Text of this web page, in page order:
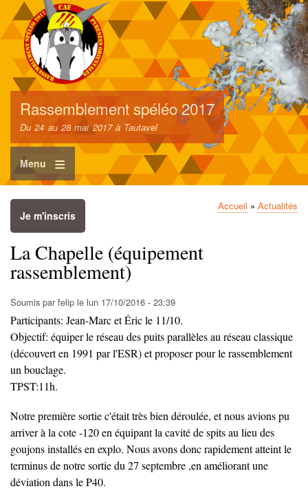
Aller
au
contenu
principal
Rassemblement spéléo 2017
Du 24 au 28 mai 2017 à Tautavel
Menu
Accueil Actualités
Je m'inscris
La Chapelle (équipement
rassemblement)
Soumis par felip le lun 17/10/2016 - 23:39
Participants: Jean-Marc et Éric le 11/10.
Objectif: équiper le réseau des puits parallèles au réseau classique
(découvert en 1991 par l'ESR) et proposer pour le rassemblement
un bouclage.
TPST:11h.
Notre première sortie c'était très bien déroulée, et nous avions pu
arriver à la cote -120 en équipant la cavité de spits au lieu des
goujons installés en explo. Nous avons donc rapidement atteint le
terminus de notre sortie du 27 septembre ,en améliorant une
déviation dans le P40.